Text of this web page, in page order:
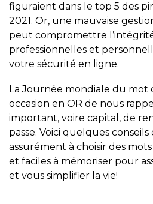
figuraient dans le top 5 des
2021. Or, une mauvaise
peut compromettre
professionnelles et
votre sécurité en ligne.
La Journée mondiale du mot
occasion en OR de nous
important, voire capital, de
passe. Voici quelques
assurément à choisir des mots
et faciles à mémoriser pour
et vous simplifier la vie!